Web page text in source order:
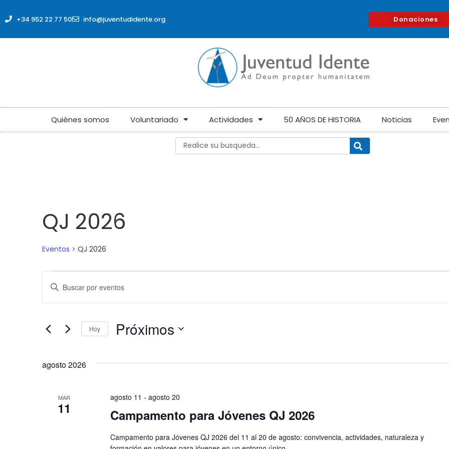
+34 952 22 77 50 info@juventudidente.org Donaciones
Quiénes somos Voluntariado Actividades 50 AÑOS DE HISTORIA Noticias
QJ 2026
Eventos QJ 2026
Navegación
de
búsqueda
y
vistas
de
Eventos
Introduce
clave.
Eventos
para Hoy Próximos
agosto 2026
MAR
11 Campamento para Jóvenes QJ 2026
agosto 11 - agosto 20
Campamento para Jóvenes QJ 2026 del 11 al 20 de agosto: convivencia, actividades, naturaleza y